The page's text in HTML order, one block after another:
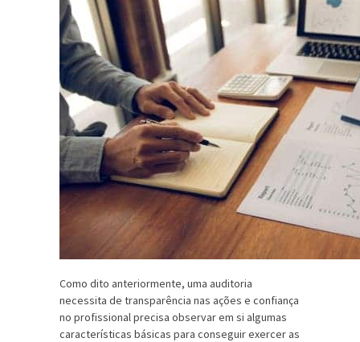
Como dito anteriormente, uma auditoria
necessita de transparência nas ações e confiança
no profissional precisa observar em si algumas
características básicas para conseguir exercer as